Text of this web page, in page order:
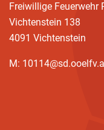
Freiwillige Feuerwehr
Vichtenstein 138
4091 Vichtenstein
M: